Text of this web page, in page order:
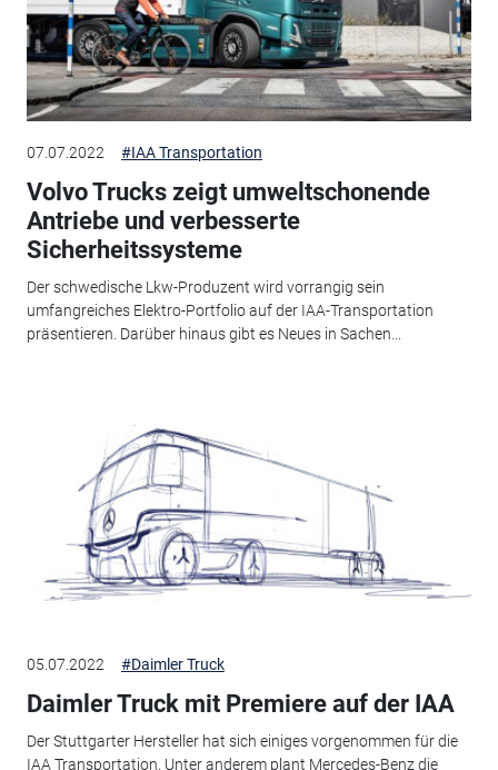
07.07.2022 #IAA Transportation
Volvo Trucks zeigt umweltschonende
Antriebe und verbesserte
Sicherheitssysteme
Der schwedische Lkw-Produzent wird vorrangig sein
umfangreiches Elektro-Portfolio auf der IAA-Transportation
präsentieren. Darüber hinaus gibt es Neues in Sachen...
05.07.2022 #Daimler Truck
Daimler Truck mit Premiere auf der IAA
Der Stuttgarter Hersteller hat sich einiges vorgenommen für die
IAA Transportation. Unter anderem plant Mercedes-Benz die